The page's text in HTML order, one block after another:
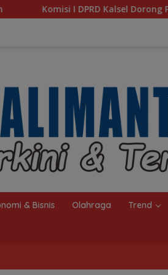
Pembenahan AMKS Hasanuddin
& Bisnis Olahraga Trend